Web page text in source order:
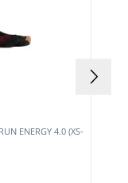
ENERGY 4.0 (XS-